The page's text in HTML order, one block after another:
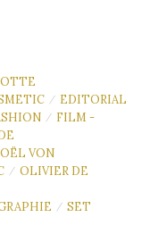
/ EDITORIAL
/ FILM -
VON
/ OLIVIER DE
/ SET